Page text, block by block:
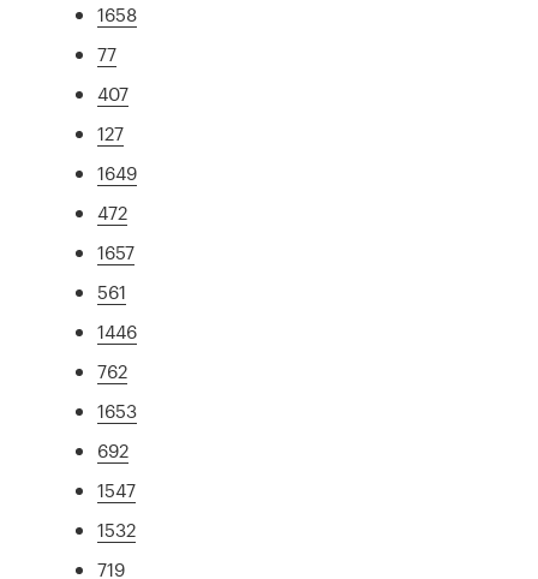
1658
77
407
127
1649
472
1657
561
1446
762
1653
692
1547
1532
719